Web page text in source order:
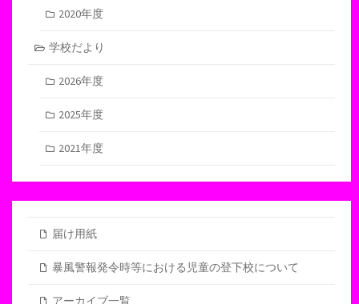
2020年度
学校だより
2026年度
2025年度
2021年度
届け用紙
暴風警報発令時等における児童の登下校について
アーカイブ一覧